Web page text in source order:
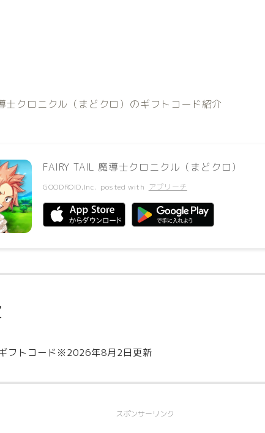
士クロニクル（まどクロ）のギフトコード紹介
FAIRY TAIL 魔導士クロニクル（まどクロ）
GOODROID,Inc. posted with アプリーチ
フトコード※2026年8月2日更新
スポンサーリンク